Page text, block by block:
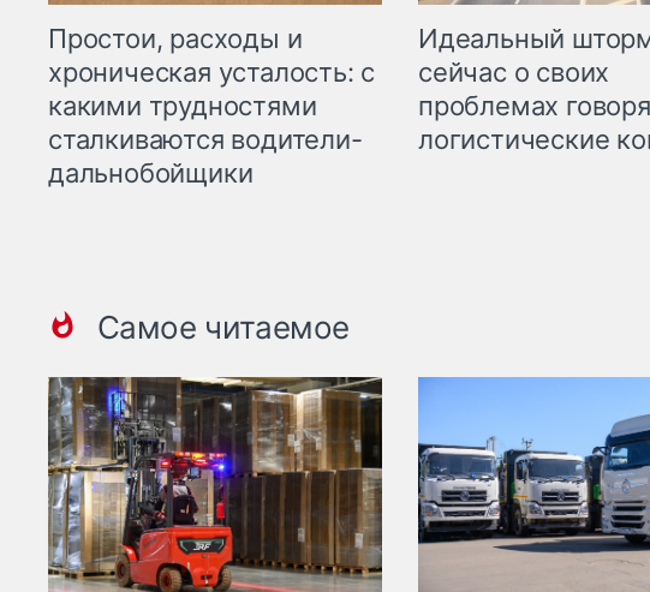
Простои, расходы и
хроническая усталость: с
какими трудностями
сталкиваются водители-
дальнобойщики
Идеальный
сейчас о своих
проблемах
логистические
Самое читаемое